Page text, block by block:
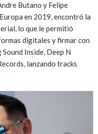
Butano y Felipe
en 2019, encontró la
lo que le permitió
digitales y firmar con
Inside, Deep N
lanzando tracks